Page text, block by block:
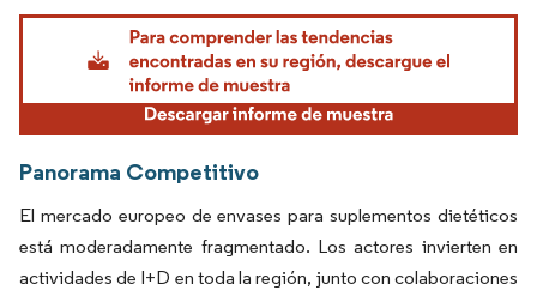
Imagen © Mordor Intelligence. El uso requiere atribución según CC BY 4.0.
Panorama Competitivo
El mercado europeo de envases para suplementos dietéticos
está moderadamente fragmentado. Los actores invierten en
actividades de I+D en toda la región, junto con colaboraciones